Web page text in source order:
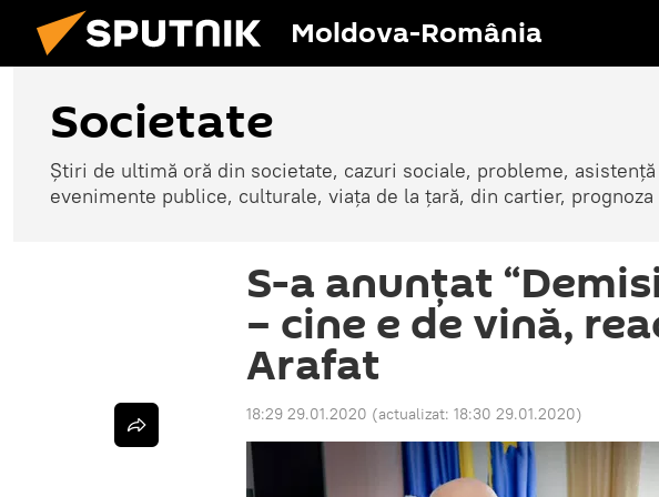
Moldova-România
Societate
Știri de ultimă oră din societate, cazuri sociale, probleme,
evenimente publice, culturale, viața de la țară, din cartier,
S-a anunțat
– cine e de vină,
Arafat
18:29 29.01.2020 (actualizat: 18:30 29.01.2020)